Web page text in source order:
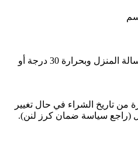
يتم غسل هذا المنتج باستخدام غسالة المنزل وبحرارة 30 درجة أو
من تاريخ الشراء في حال تغيير
(راجع سياسة ضمان كرز لنن).